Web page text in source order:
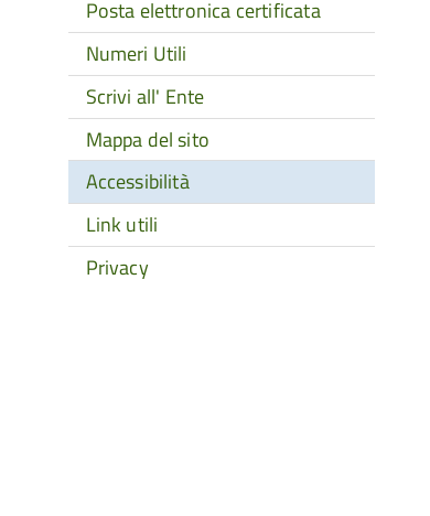
Posta elettronica certificata
Numeri Utili
Scrivi all' Ente
Mappa del sito
Accessibilità
Link utili
Privacy